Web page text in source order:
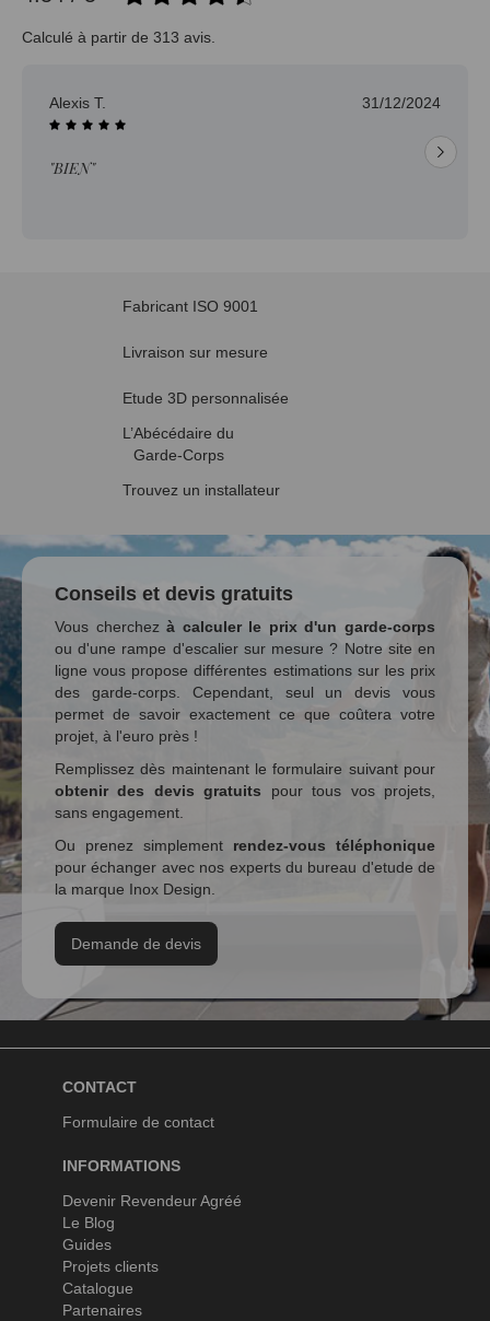
Calculé à partir de 313 avis.
31/12/2024
"Délai trop long pour un produit en
Fabricant ISO 9001
Livraison sur mesure
Etude 3D personnalisée
L’Abécédaire du
Garde-Corps
Trouvez un installateur
Conseils et devis gratuits
Vous cherchezà calculer le prix d'un garde-corps
ou d'une rampe d'escalier sur mesure ? Notre site en
ligne vous propose différentes estimations sur les prix
des garde-corps. Cependant, seul un devis vous
permet de savoir exactement ce que coûtera votre
projet, à l'euro près !
Remplissez dès maintenant le formulaire suivant pour
obtenir des devis gratuits pour tous vos projets,
sans engagement.
Ou prenez simplement rendez-vous téléphonique
pour échanger avec nos experts du bureau d'etude de
la marque Inox Design.
Demande de devis
CONTACT
Formulaire de contact
INFORMATIONS
Devenir Revendeur Agréé
Le Blog
Guides
Projets clients
Catalogue
Partenaires